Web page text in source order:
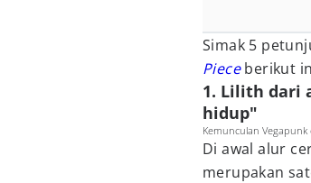
Simak 5
Pieceberikut
1. Lilith dari
hidup"
Kemunculan Vegapunk
Di awal alur
merupakan